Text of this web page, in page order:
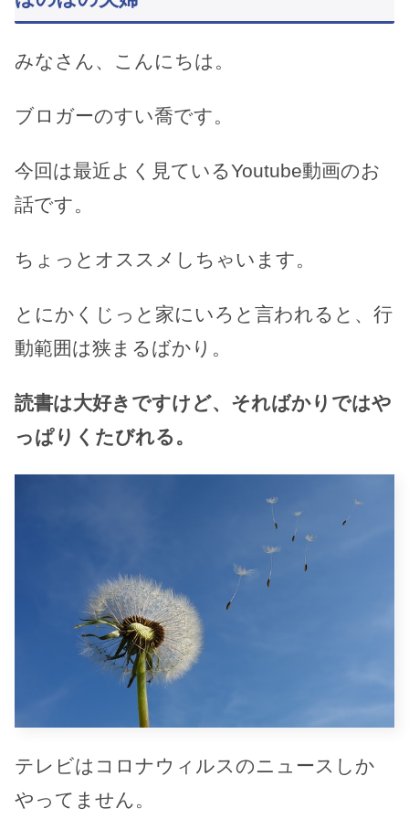
みなさん、こんにちは。
ブロガーのすい喬です。
今回は最近よく見ているYoutube動画のお
話です。
ちょっとオススメしちゃいます。
とにかくじっと家にいろと言われると、行
動範囲は狭まるばかり。
読書は大好きですけど、そればかりではや
っぱりくたびれる。
テレビはコロナウィルスのニュースしか
やってません。